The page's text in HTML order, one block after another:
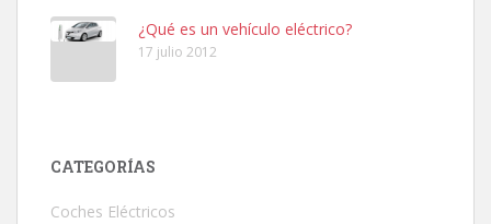
¿Qué es un vehículo eléctrico?
17 julio 2012
CATEGORÍAS
Coches Eléctricos